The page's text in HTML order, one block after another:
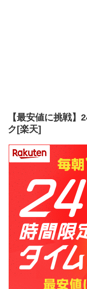
【最安値に挑戦
ク[楽天]